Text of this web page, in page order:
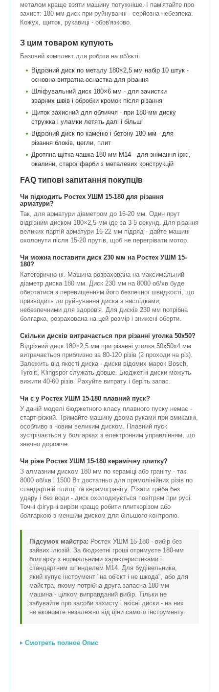
металом краще взяти машину потужніше. І пам'ятайте про
захист: 180-мм диск при руйнуванні - серйозна небезпека.
Кожух, щиток, рукавиці - обов'язково.
З цим товаром купують
Базовий комплект для роботи на об'єкті:
Відрізний диск по металу 180×2,5 мм набір 10 штук -
основна витратна оснастка для різання
Шліфувальний диск 180×6 мм - для зачистки
зварних швів і обробки кромок після різання
Щиток захисний для обличчя - при 180-мм диску
стружка і уламки летять далі і більші
Відрізний диск по каменю і бетону 180 мм - для
різання блоків, цегли, плит
Дротяна щітка-чашка 180 мм М14 - для знімання іржі,
окалини, старої фарби з металевих конструкцій
FAQ типові запитання покупців
Чи підходить Ростех УШМ 15-180 для різання
арматури?
Так, для арматури діаметром до 16-20 мм. Один прут
відрізним диском 180×2,5 мм іде за 3-5 секунд. Для різання
великих партій арматури 16-22 мм підряд - дайте машині
охолонути після 15-20 прутів, щоб не перегрівати мотор.
Чи можна поставити диск 230 мм на Ростех УШМ 15-
180?
Категорично ні. Машина розрахована на максимальний
діаметр диска 180 мм. Диск 230 мм на 8000 об/хв буде
обертатися з перевищенням його безпечної швидкості, що
призводить до руйнування диска з наслідками,
небезпечними для здоров'я. Для дисків 230 мм потрібна
болгарка, розрахована на цей розмір і знижені оберти.
Скільки дисків витрачається при різанні уголка 50х50?
Відрізний диск 180×2,5 мм при різанні уголка 50х50х4 мм
витрачається приблизно за 80-120 різів (2 проходи на різ).
Залежить від якості диска - диски відомих марок Bosch,
Tyrolit, Klingspor служать довше. Бюджетні диски можуть
вижити 40-60 різів. Рахуйте витрату і беріть запас.
Чи є у Ростех УШМ 15-180 плавний пуск?
У даній моделі бюджетного класу плавного пуску немає -
старт різкий. Тримайте машину двома руками при вмиканні,
особливо з новим великим диском. Плавний пуск
зустрічається у болгарках з електронним управлінням, що
значно дорожче.
Чи ріже Ростех УШМ 15-180 керамічну плитку?
З алмазним диском 180 мм по кераміці або граніту - так.
8000 об/хв і 1500 Вт достатньо для прямолінійних різів по
стандартній плитці та керамограніту. Різати треба без
удару і без води - диск охолоджується повітрям при русі.
Точні фігурні вирізи краще робити плиткорізом або
болгаркою з меншим диском для більшого контролю.
Підсумок майстра: Ростех УШМ 15-180 - вибір без
зайвих ілюзій. За бюджетні гроші отримуєте 180-мм
болгарку з нормальними характеристиками і
стандартним шпинделем М14. Для будівельника,
який купує інструмент "на об'єкт і не шкода", або для
майстра, якому потрібна друга запасна 180-мм
машина - цілком виправданий вибір. Тільки не
забувайте про засоби захисту і якісні диски - на них
не економте незалежно від ціни самого інструменту.
Смотреть полное Опис